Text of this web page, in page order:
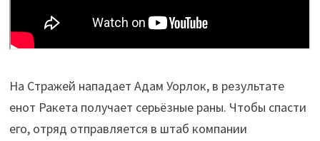
На Стражей нападает Адам Уорлок, в результате
енот Ракета получает серьёзные раны. Чтобы спасти
его, отряд отправляется в штаб компании